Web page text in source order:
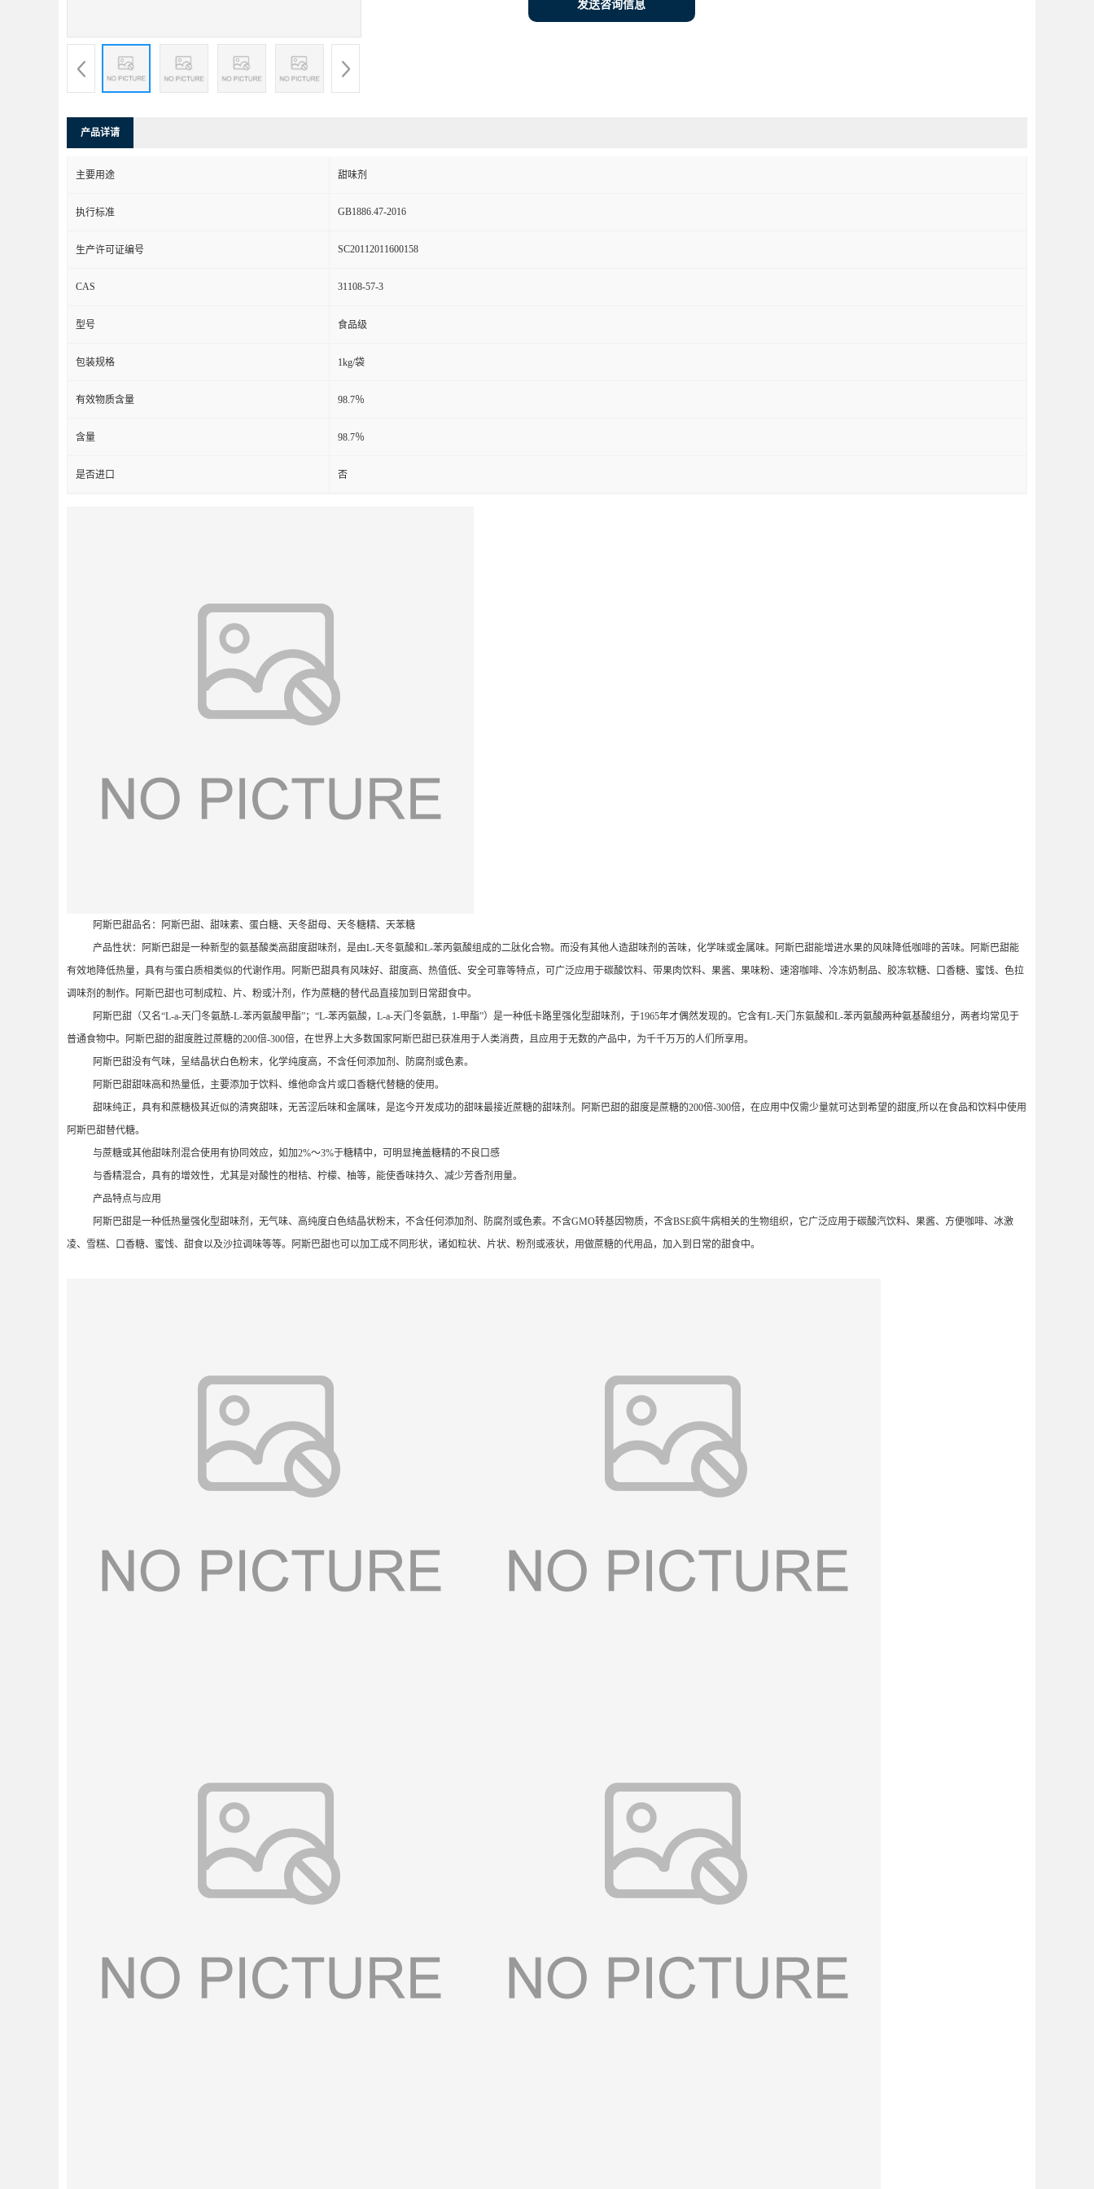
发送咨询信息
产品详请
主要用途 甜味剂
执行标准 GB1886.47-2016
生产许可证编号 SC20112011600158
CAS 31108-57-3
型号 食品级
包装规格 1kg/袋
有效物质含量 98.7％
含量 98.7％
是否进口 否
阿斯巴甜品名：阿斯巴甜、甜味素、蛋白糖、天冬甜母、天冬糖精、天苯糖
产品性状：阿斯巴甜是一种新型的氨基酸类高甜度甜味剂，是由L-天冬氨酸和L-苯丙氨酸组成的二肽化合物。而没有其他人造甜味剂的苦味，化学味或金属味。阿斯巴甜能增进水果的风味降低咖啡的苦味。阿斯巴甜能
有效地降低热量，具有与蛋白质相类似的代谢作用。阿斯巴甜具有风味好、甜度高、热值低、安全可靠等特点，可广泛应用于碳酸饮料、带果肉饮料、果酱、果味粉、速溶咖啡、冷冻奶制品、胶冻软糖、口香糖、蜜饯、色拉
调味剂的制作。阿斯巴甜也可制成粒、片、粉或汁剂，作为蔗糖的替代品直接加到日常甜食中。
阿斯巴甜（又名“L-a-天门冬氨酰-L-苯丙氨酸甲酯”；“L-苯丙氨酸，L-a-天门冬氨酰，1-甲酯”）是一种低卡路里强化型甜味剂，于1965年才偶然发现的。它含有L-天门东氨酸和L-苯丙氨酸两种氨基酸组分，两者均常见于
普通食物中。阿斯巴甜的甜度胜过蔗糖的200倍-300倍，在世界上大多数国家阿斯巴甜已获准用于人类消费，且应用于无数的产品中，为千千万万的人们所享用。
阿斯巴甜没有气味，呈结晶状白色粉末，化学纯度高，不含任何添加剂、防腐剂或色素。
阿斯巴甜甜味高和热量低，主要添加于饮料、维他命含片或口香糖代替糖的使用。
甜味纯正，具有和蔗糖极其近似的清爽甜味，无苦涩后味和金属味，是迄今开发成功的甜味最接近蔗糖的甜味剂。阿斯巴甜的甜度是蔗糖的200倍-300倍，在应用中仅需少量就可达到希望的甜度,所以在食品和饮料中使用
阿斯巴甜替代糖。
与蔗糖或其他甜味剂混合使用有协同效应，如加2%～3%于糖精中，可明显掩盖糖精的不良口感
与香精混合，具有的增效性，尤其是对酸性的柑桔、柠檬、柚等，能使香味持久、减少芳香剂用量。
产品特点与应用
阿斯巴甜是一种低热量强化型甜味剂，无气味、高纯度白色结晶状粉末，不含任何添加剂、防腐剂或色素。不含GMO转基因物质，不含BSE疯牛病相关的生物组织，它广泛应用于碳酸汽饮料、果酱、方便咖啡、冰激
凌、雪糕、口香糖、蜜饯、甜食以及沙拉调味等等。阿斯巴甜也可以加工成不同形状，诸如粒状、片状、粉剂或液状，用做蔗糖的代用品，加入到日常的甜食中。